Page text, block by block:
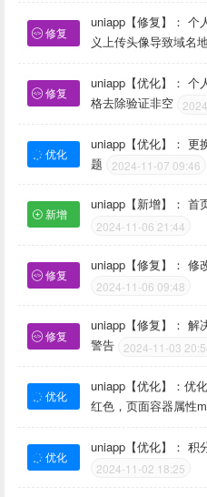
修复
uniapp【修复】： 个
义上传头像导致域名
修复
uniapp【优化】： 个
格去除验证非空
优化
uniapp【优化】： 更
题
2024-11-07 09:46
新增
uniapp【新增】： 首
2024-11-06 21:44
修复
uniapp【修复】： 修
2024-11-06 09:48
修复
uniapp【修复】： 解
警告
2024-11-03
优化
uniapp【优化】：优
红色，页面容器属性
优化
uniapp【优化】： 积
2024-11-02 18:25